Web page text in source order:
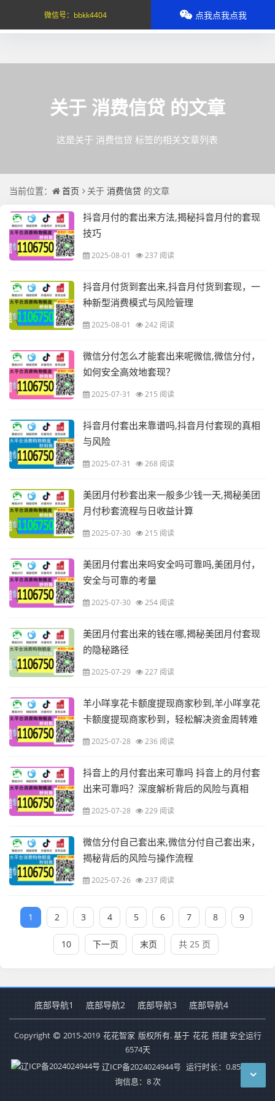
关于 消费信贷 的文章
这是关于 消费信贷 标签的相关文章列表
当前位置： 首页 关于 消费信贷 的文章
抖音月付的套出来方法,揭秘抖音月付的套现
技巧
2025-08-01 237 阅读
抖音月付货到套出来,抖音月付货到套现，一
种新型消费模式与风险管理
2025-08-01 242 阅读
微信分付怎么才能套出来呢微信,微信分付，
如何安全高效地套现？
2025-07-31 215 阅读
抖音月付套出来靠谱吗,抖音月付套现的真相
与风险
2025-07-31 268 阅读
美团月付秒套出来一般多少钱一天,揭秘美团
月付秒套流程与日收益计算
2025-07-30 215 阅读
美团月付套出来吗安全吗可靠吗,美团月付，
安全与可靠的考量
2025-07-30 254 阅读
美团月付套出来的钱在哪,揭秘美团月付套现
的隐秘路径
2025-07-29 227 阅读
羊小咩享花卡额度提现商家秒到,羊小咩享花
卡额度提现商家秒到，轻松解决资金周转难
题
2025-07-28 236 阅读
抖音上的月付套出来可靠吗 抖音上的月付套
出来可靠吗？深度解析背后的风险与真相
2025-07-28 229 阅读
微信分付自己套出来,微信分付自己套出来，
揭秘背后的风险与操作流程
2025-07-26 237 阅读
1 2 3 4 5 6 7 8 9
10 下一页 末页 共 25 页
底部导航1 底部导航2 底部导航3 底部导航4
Copyright 2015-2019 花花智家 版权所有. 基于 花花 搭建 安全运行
6574天
辽ICP备2024024944号 运行时长：0.855秒 查
询信息：8 次
微信号： bbkk4404 点我点我点我